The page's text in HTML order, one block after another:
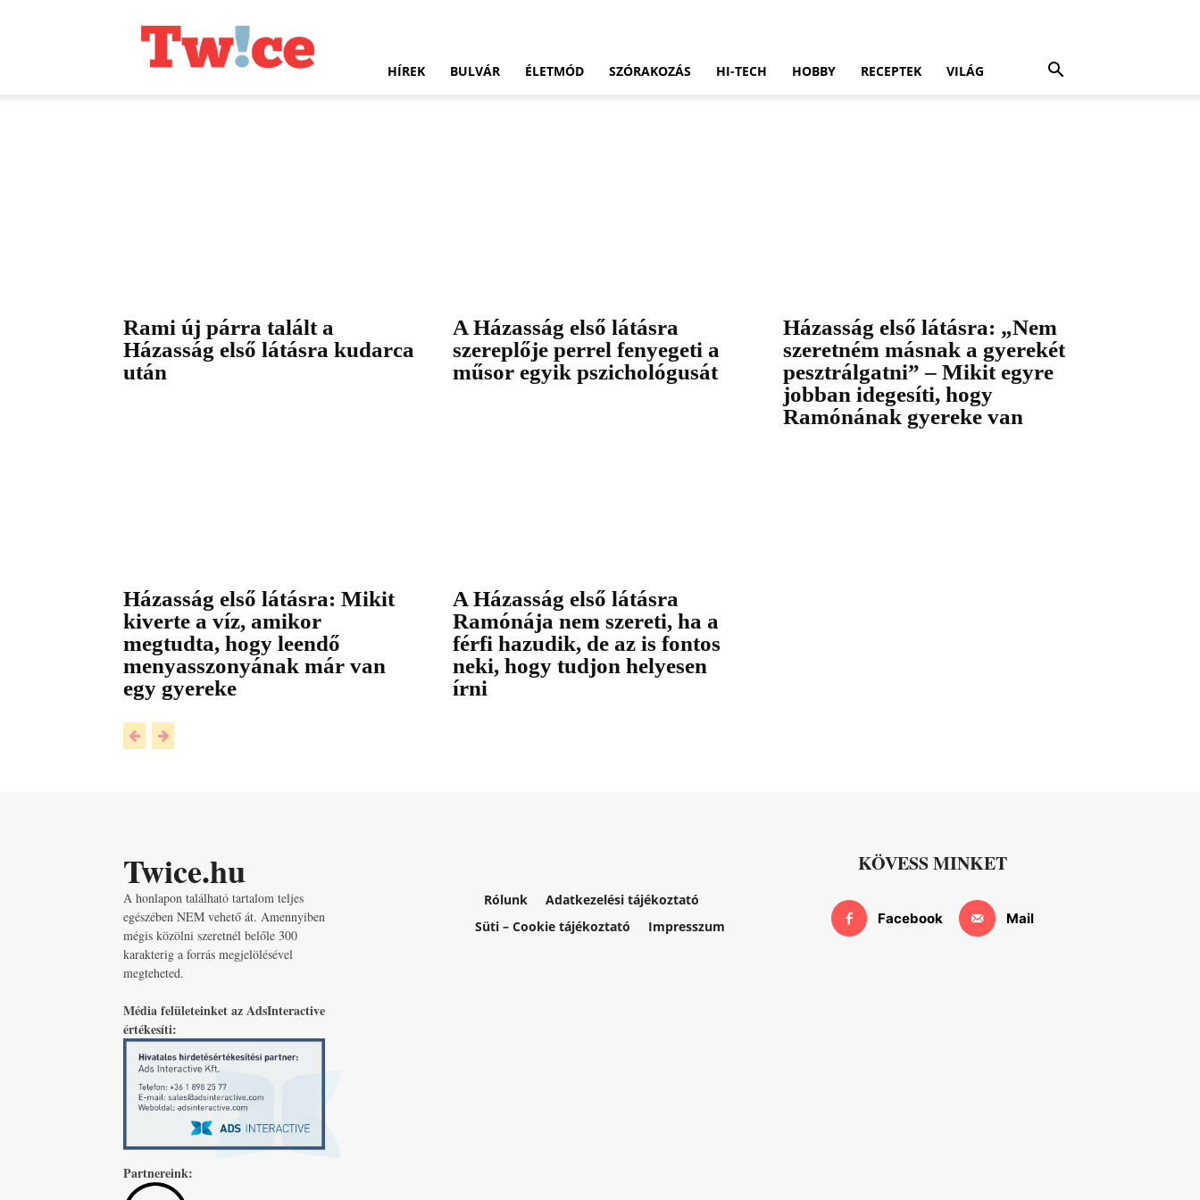
HÍREK BULVÁR ÉLETMÓD SZÓRAKOZÁS HI-TECH HOBBY RECEPTEK VILÁG
Rami új párra talált a
Házasság első látásra kudarca
után
A Házasság első látásra
szereplője perrel fenyegeti a
műsor egyik pszichológusát
Házasság első látásra: „Nem
szeretném másnak a gyerekét
pesztrálgatni” – Mikit egyre
jobban idegesíti, hogy
Ramónának gyereke van
Házasság első látásra: Mikit
kiverte a víz, amikor
megtudta, hogy leendő
menyasszonyának már van
egy gyereke
A Házasság első látásra
Ramónája nem szereti, ha a
férfi hazudik, de az is fontos
neki, hogy tudjon helyesen
írni
Twice.hu
A honlapon található tartalom teljes
egészében NEM vehető át. Amennyiben
mégis közölni szeretnél belőle 300
karakterig a forrás megjelölésével
megteheted.
Média felületeinket az AdsInteractive
értékesíti:
Partnereink:
Rólunk
Adatkezelési tájékoztató
Süti – Cookie tájékoztató
Impresszum
KÖVESS MINKET
Facebook Mail